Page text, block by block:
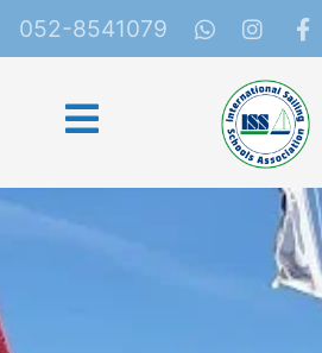
052-8541079